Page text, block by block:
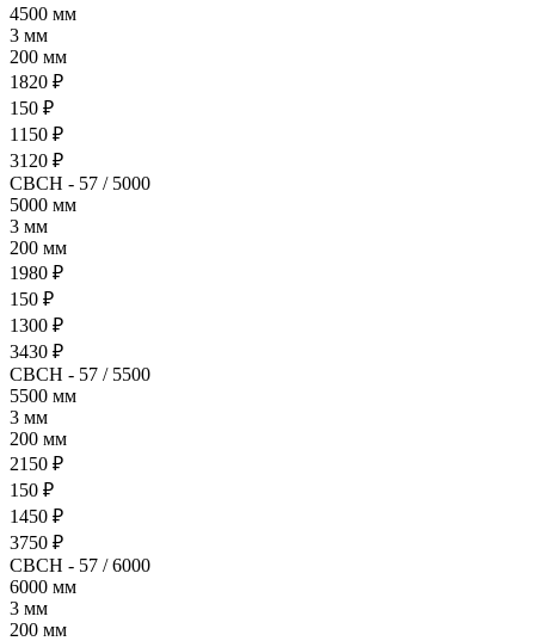
4500 мм
3 мм
200 мм
1820 ₽
150 ₽
1150 ₽
3120 ₽
СВСН - 57 / 5000
5000 мм
3 мм
200 мм
1980 ₽
150 ₽
1300 ₽
3430 ₽
СВСН - 57 / 5500
5500 мм
3 мм
200 мм
2150 ₽
150 ₽
1450 ₽
3750 ₽
СВСН - 57 / 6000
6000 мм
3 мм
200 мм